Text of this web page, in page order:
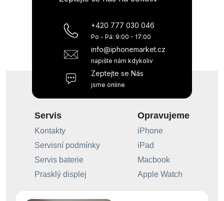
+420 777 030 046
Po - Pá: 9:00 - 17:00
info@iphonemarket.cz
napište nám kdykoliv
Zeptejte se Nás
jsme online
Servis
Kontakty
Servisní podmínky
Servis baterie
Prasklý displej
Opravujeme
iPhone
iPad
Macbook
Apple Watch